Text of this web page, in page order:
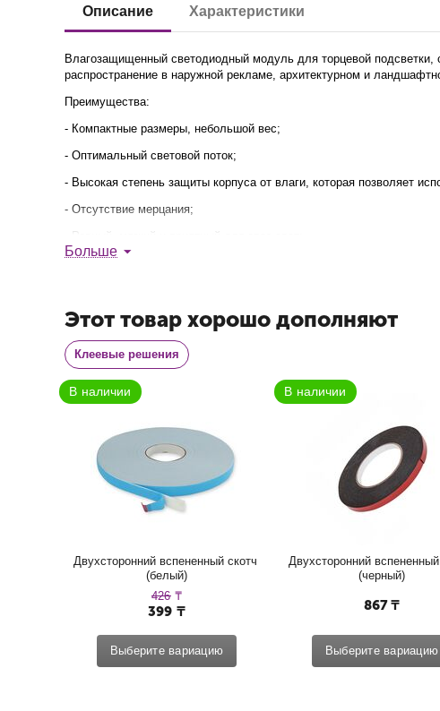
Описание Характеристики
Влагозащищенный светодиодный модуль для торцевой подсветки,
распространение в наружной рекламе, архитектурном и
Преимущества:
- Компактные размеры, небольшой вес;
- Оптимальный световой поток;
- Высокая степень защиты корпуса от влаги, которая позволяет
- Отсутствие мерцания;
Область применения:
Световая наружная реклама, интерьерное освещение, световой
Больше
Этот товар хорошо дополняют
Клеевые решения
В наличии
Двухсторонний вспененный скотч
(белый)
426 ₸
399 ₸
Выберите вариацию
Двухсторонний вспененный
(черный)
867 ₸
Выберите вариацию